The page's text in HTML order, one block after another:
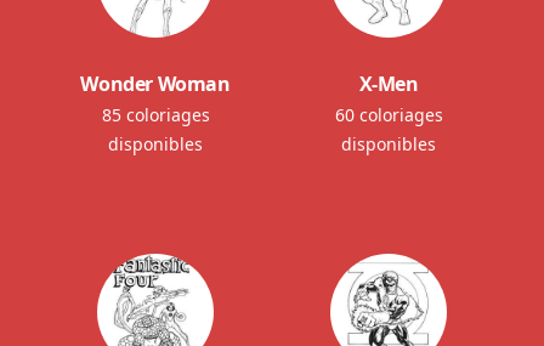
Wonder Woman
85 coloriages
disponibles
X-Men
60 coloriages
disponibles